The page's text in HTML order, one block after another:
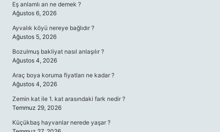
Eş anlamlı arı ne demek ?
Ağustos 6, 2026
Ayvalık köyü nereye bağlıdır ?
Ağustos 5, 2026
Bozulmuş bakliyat nasıl anlaşılır ?
Ağustos 4, 2026
Araç boya koruma fiyatları ne kadar ?
Ağustos 4, 2026
Zemin kat ile 1. kat arasındaki fark nedir ?
Temmuz 29, 2026
Küçükbaş hayvanlar nerede yaşar ?